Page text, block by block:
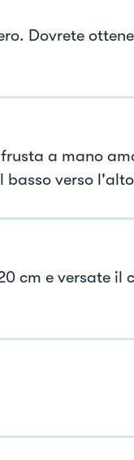
Dovrete
a mano
basso verso
cm e versate il